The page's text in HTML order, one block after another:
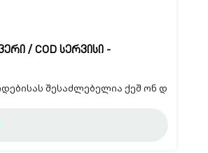
/ COD სერვისი -
შესაძლებელია ქეშ ონ დ